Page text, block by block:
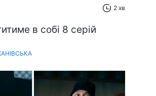
2 хв
в собі 8 серій